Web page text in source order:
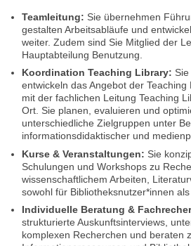
Teamleitung: Sie übernehmen
gestalten Arbeitsabläufe und
weiter. Zudem sind Sie Mitglied der
Hauptabteilung Benutzung.
Koordination Teaching Library:
entwickeln das Angebot der Teaching
mit der fachlichen Leitung Teaching
Ort. Sie planen, evaluieren und
unterschiedliche Zielgruppen unter
informationsdidaktischer und
Kurse & Veranstaltungen: Sie
Schulungen und Workshops zu
wissenschaftlichem Arbeiten,
sowohl für Bibliotheksnutzer*innen
Individuelle Beratung &
strukturierte Auskunftsinterviews,
komplexen Recherchen und beraten